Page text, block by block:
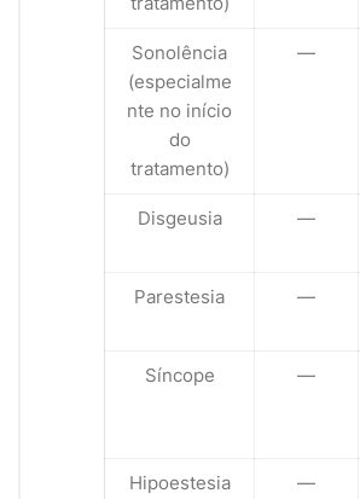
Sonolência
(especialme
nte no início
do
tratamento)
—
Disgeusia —
Parestesia —
Síncope —
Hipoestesia —